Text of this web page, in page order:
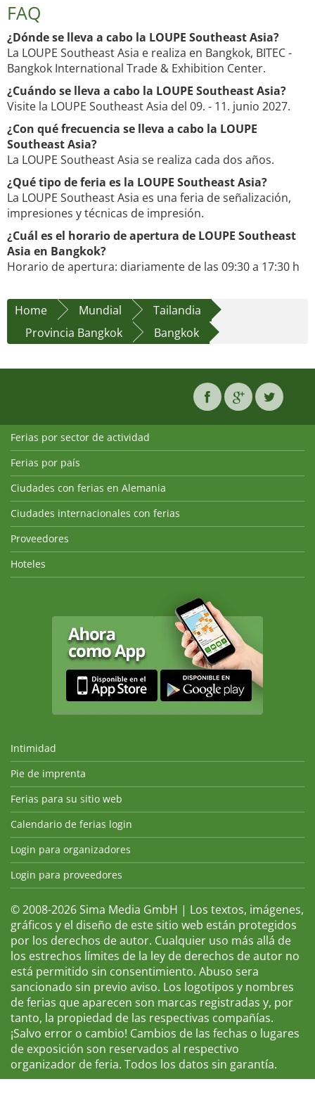
FAQ
¿Dónde se lleva a cabo la LOUPE Southeast Asia?
La LOUPE Southeast Asia e realiza en Bangkok, BITEC -
Bangkok International Trade & Exhibition Center.
¿Cuándo se lleva a cabo la LOUPE Southeast Asia?
Visite la LOUPE Southeast Asia del 09. - 11. junio 2027.
¿Con qué frecuencia se lleva a cabo la LOUPE
Southeast Asia?
La LOUPE Southeast Asia se realiza cada dos años.
¿Qué tipo de feria es la LOUPE Southeast Asia?
La LOUPE Southeast Asia es una feria de señalización,
impresiones y técnicas de impresión.
¿Cuál es el horario de apertura de LOUPE Southeast
Asia en Bangkok?
Horario de apertura: diariamente de las 09:30 a 17:30 h
Home Mundial
Tailandia
Provincia Bangkok
Bangkok
Ferias por sector de actividad
Ferias por país
Ciudades con ferias en Alemania
Ciudades internacionales con ferias
Proveedores
Hoteles
Intimidad
Pie de imprenta
Ferias para su sitio web
Calendario de ferias login
Login para organizadores
Login para proveedores
© 2008-2026 Sima Media GmbH | Los textos, imágenes,
gráficos y el diseño de este sitio web están protegidos
por los derechos de autor. Cualquier uso más allá de
los estrechos límites de la ley de derechos de autor no
está permitido sin consentimiento. Abuso sera
sancionado sin previo aviso. Los logotipos y nombres
de ferias que aparecen son marcas registradas y, por
tanto, la propiedad de las respectivas compañías.
¡Salvo error o cambio! Cambios de las fechas o lugares
de exposición son reservados al respectivo
organizador de feria. Todos los datos sin garantía.